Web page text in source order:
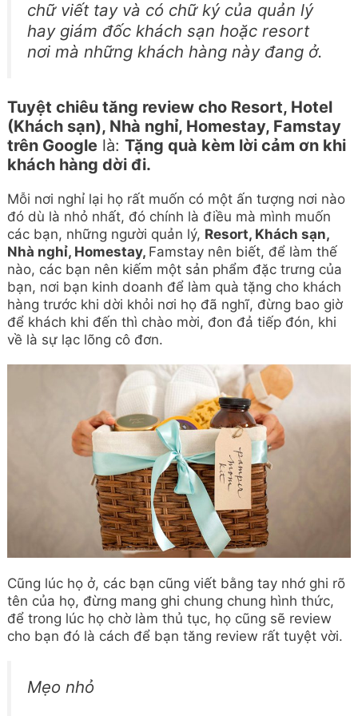
chữ viết tay và có chữ ký của quản lý
hay giám đốc khách sạn hoặc resort
nơi mà những khách hàng này đang ở.
Tuyệt chiêu tăng review cho Resort, Hotel
(Khách sạn), Nhà nghỉ, Homestay, Famstay
trên Google là: Tặng quà kèm lời cảm ơn khi
khách hàng dời đi.
Mỗi nơi nghỉ lại họ rất muốn có một ấn tượng nơi nào
đó dù là nhỏ nhất, đó chính là điều mà mình muốn
các bạn, những người quản lý, Resort, Khách sạn,
Nhà nghỉ, Homestay, Famstay nên biết, để làm thế
nào, các bạn nên kiếm một sản phẩm đặc trưng của
bạn, nơi bạn kinh doanh để làm quà tặng cho khách
hàng trước khi dời khỏi nơi họ đã nghĩ, đừng bao giờ
để khách khi đến thì chào mời, đon đả tiếp đón, khi
về là sự lạc lõng cô đơn.
Cũng lúc họ ở, các bạn cũng viết bằng tay nhớ ghi rõ
tên của họ, đừng mang ghi chung chung hình thức,
để trong lúc họ chờ làm thủ tục, họ cũng sẽ review
cho bạn đó là cách để bạn tăng review rất tuyệt vời.
Mẹo nhỏ